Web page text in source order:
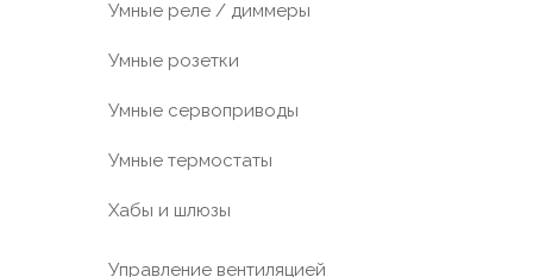
Умные реле / диммеры
Умные розетки
Умные сервоприводы
Умные термостаты
Хабы и шлюзы
Управление вентиляцией